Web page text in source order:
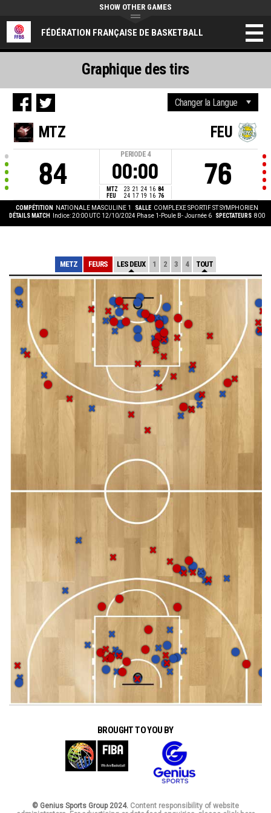
FÉDÉRATION FRANÇAISE DE BASKETBALL
SHOW OTHER GAMES
MTZ
84
PERIODE 4
00:00
MTZ 23 21 24 16 84
FEU
24 17 19 16 76
FEU
76
COMPÉTITION NATIONALE MASCULINE 1 SALLE COMPLEXE SPORTIF ST SYMPHORIEN
DÉTAILS MATCH
Indice: 20:00 UTC 12/10/2024 Phase 1-Poule B- Journée 6 SPECTATEURS 800
Graphique des tirs
METZ FEURS LES DEUX 1 2 3 4 TOUT
BROUGHT TO YOU BY
© Genius Sports Group 2024. Content responsibility of website